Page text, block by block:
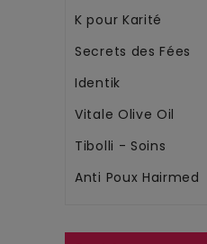
K pour Karité
Secrets des Fées
Identik
Vitale Olive Oil
Tibolli - Soins
Anti Poux Hairmed